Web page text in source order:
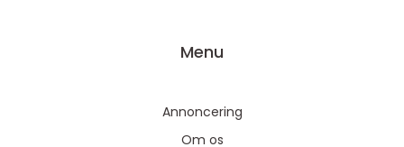
Menu
Annoncering
Om os